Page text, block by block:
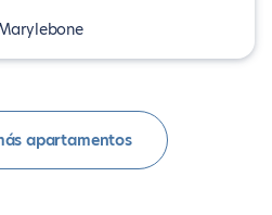
apartamentos